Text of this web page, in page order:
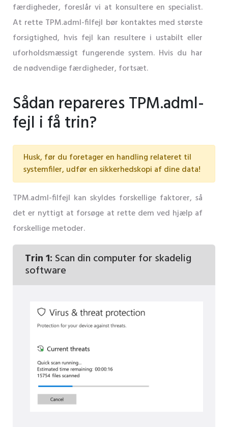
færdigheder, foreslår vi at konsultere en specialist.
At rette TPM.adml-filfejl bør kontaktes med største
forsigtighed, hvis fejl kan resultere i ustabilt eller
uforholdsmæssigt fungerende system. Hvis du har
de nødvendige færdigheder, fortsæt.
Sådan repareres TPM.adml-
fejl i få trin?
Husk, før du foretager en handling relateret til
systemfiler, udfør en sikkerhedskopi af dine data!
TPM.adml-filfejl kan skyldes forskellige faktorer, så
det er nyttigt at forsøge at rette dem ved hjælp af
forskellige metoder.
Trin 1: Scan din computer for skadelig
software